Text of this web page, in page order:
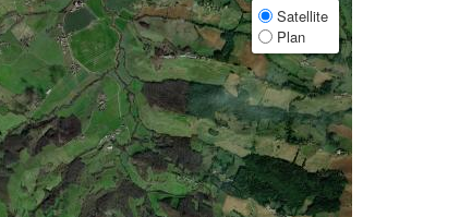
Satellite
Plan